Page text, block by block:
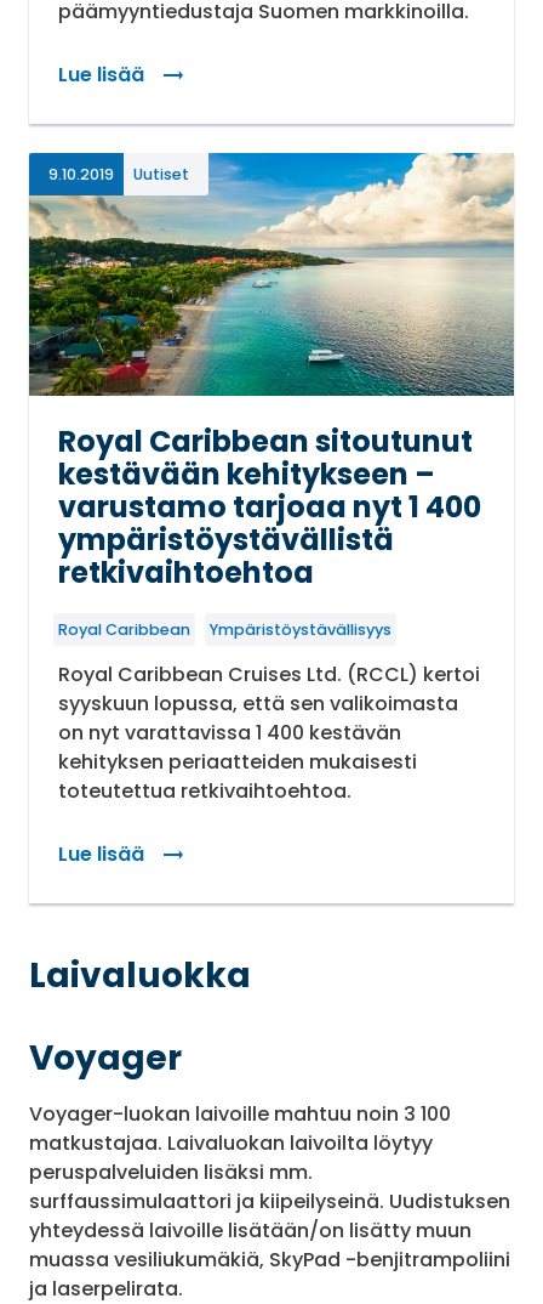
päämyyntiedustaja Suomen markkinoilla.
Lue lisää
: Risteilykeskus Royal Caribbeanin
9.10.2019 Uutiset
Royal Caribbean sitoutunut
kestävään kehitykseen –
varustamo tarjoaa nyt 1 400
ympäristöystävällistä
retkivaihtoehtoa
Royal Caribbean Ympäristöystävällisyys
Royal Caribbean Cruises Ltd. (RCCL) kertoi
syyskuun lopussa, että sen valikoimasta
on nyt varattavissa 1 400 kestävän
kehityksen periaatteiden mukaisesti
toteutettua retkivaihtoehtoa.
Lue lisää
: Royal Caribbean sitoutunut kestävään
Laivaluokka
Voyager
Voyager-luokan laivoille mahtuu noin 3 100
matkustajaa. Laivaluokan laivoilta löytyy
peruspalveluiden lisäksi mm.
surffaussimulaattori ja kiipeilyseinä. Uudistuksen
yhteydessä laivoille lisätään/on lisätty muun
muassa vesiliukumäkiä, SkyPad -benjitrampoliini
ja laserpelirata.